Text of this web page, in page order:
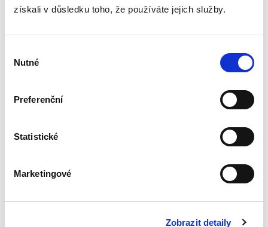
získali v důsledku toho, že používáte jejich služby.
souhlasu
Nutné
Preferenční
Statistické
Marketingové
Zobrazit detaily
490,00 Kč
subjektu nejenom v hmotném právu GDPR.
podnikové praxi